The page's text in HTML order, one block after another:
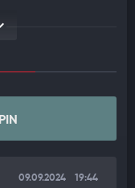
09.09.2024 19:44